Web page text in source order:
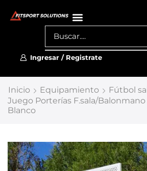
Ingresar / Registrate
Inicio Equipamiento
Fútbol
Juego Porterías F.sala/
Blanco